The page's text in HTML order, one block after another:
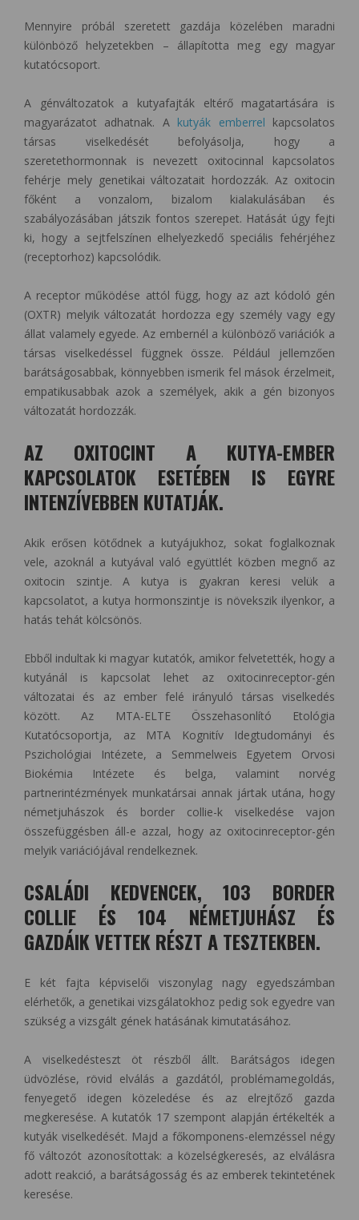
Mennyire próbál szeretett gazdája közelében maradni
különböző helyzetekben – állapította meg egy magyar
kutatócsoport.
A génváltozatok a kutyafajták eltérő magatartására is
magyarázatot adhatnak. A kutyák emberrel kapcsolatos
társas viselkedését befolyásolja, hogy a
szeretethormonnak is nevezett oxitocinnal kapcsolatos
fehérje mely genetikai változatait hordozzák. Az oxitocin
főként a vonzalom, bizalom kialakulásában és
szabályozásában játszik fontos szerepet. Hatását úgy fejti
ki, hogy a sejtfelszínen elhelyezkedő speciális fehérjéhez
(receptorhoz) kapcsolódik.
A receptor működése attól függ, hogy az azt kódoló gén
(OXTR) melyik változatát hordozza egy személy vagy egy
állat valamely egyede. Az embernél a különböző variációk a
társas viselkedéssel függnek össze. Például jellemzően
barátságosabbak, könnyebben ismerik fel mások érzelmeit,
empatikusabbak azok a személyek, akik a gén bizonyos
változatát hordozzák.
AZ OXITOCINT A KUTYA-EMBER
KAPCSOLATOK ESETÉBEN IS EGYRE
INTENZÍVEBBEN KUTATJÁK.
Akik erősen kötődnek a kutyájukhoz, sokat foglalkoznak
vele, azoknál a kutyával való együttlét közben megnő az
oxitocin szintje. A kutya is gyakran keresi velük a
kapcsolatot, a kutya hormonszintje is növekszik ilyenkor, a
hatás tehát kölcsönös.
Ebből indultak ki magyar kutatók, amikor felvetették, hogy a
kutyánál is kapcsolat lehet az oxitocinreceptor-gén
változatai és az ember felé irányuló társas viselkedés
között. Az MTA-ELTE Összehasonlító Etológia
Kutatócsoportja, az MTA Kognitív Idegtudományi és
Pszichológiai Intézete, a Semmelweis Egyetem Orvosi
Biokémia Intézete és belga, valamint norvég
partnerintézmények munkatársai annak jártak utána, hogy
németjuhászok és border collie-k viselkedése vajon
összefüggésben áll-e azzal, hogy az oxitocinreceptor-gén
melyik variációjával rendelkeznek.
CSALÁDI KEDVENCEK, 103 BORDER
COLLIE ÉS 104 NÉMETJUHÁSZ ÉS
GAZDÁIK VETTEK RÉSZT A TESZTEKBEN.
E két fajta képviselői viszonylag nagy egyedszámban
elérhetők, a genetikai vizsgálatokhoz pedig sok egyedre van
szükség a vizsgált gének hatásának kimutatásához.
A viselkedésteszt öt részből állt. Barátságos idegen
üdvözlése, rövid elválás a gazdától, problémamegoldás,
fenyegető idegen közeledése és az elrejtőző gazda
megkeresése. A kutatók 17 szempont alapján értékelték a
kutyák viselkedését. Majd a főkomponens-elemzéssel négy
fő változót azonosítottak: a közelségkeresés, az elválásra
adott reakció, a barátságosság és az emberek tekintetének
keresése.